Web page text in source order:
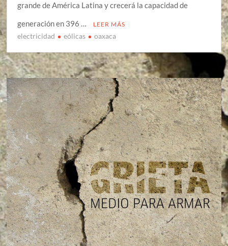
grande de América Latina y crecerá la capacidad de
generación en 396 …
LEER MÁS
electricidad eólicas oaxaca